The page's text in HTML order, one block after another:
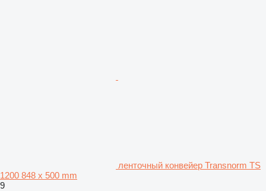
ленточный конвейер Transnorm TS
1200 848 x 500 mm
9